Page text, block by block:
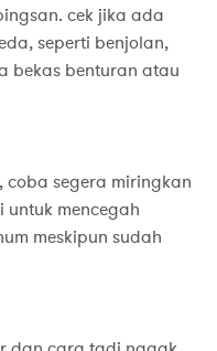
cek jika ada
seperti benjolan,
bekas benturan atau
segera miringkan
mencegah
meskipun sudah